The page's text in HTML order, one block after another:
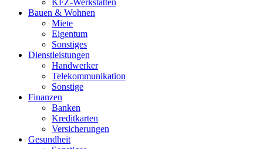
KFZ-Werkstätten
Bauen & Wohnen
Miete
Eigentum
Sonstiges
Dienstleistungen
Handwerker
Telekommunikation
Sonstige
Finanzen
Banken
Kreditkarten
Versicherungen
Gesundheit